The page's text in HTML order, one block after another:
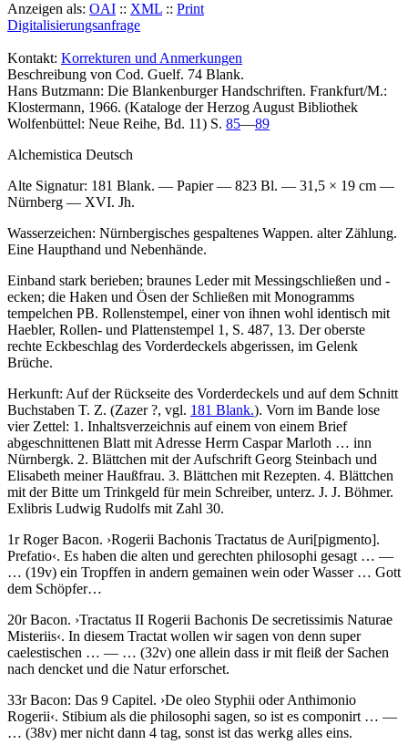
Anzeigen als: OAI :: XML :: Print
Digitalisierungsanfrage
Kontakt: Korrekturen und Anmerkungen
Beschreibung von Cod. Guelf. 74 Blank.
Hans Butzmann: Die Blankenburger Handschriften. Frankfurt/M.:
Klostermann, 1966. (Kataloge der Herzog August Bibliothek
Wolfenbüttel: Neue Reihe, Bd. 11) S. 85—89
Alchemistica Deutsch
Alte Signatur: 181 Blank. — Papier — 823 Bl. — 31,5 × 19 cm —
Nürnberg — XVI. Jh.
Wasserzeichen: Nürnbergisches gespaltenes Wappen. alter Zählung.
Eine Haupthand und Nebenhände.
Einband stark berieben; braunes Leder mit Messingschließen und -
ecken; die Haken und Ösen der Schließen mit Monogramms
tempelchen PB. Rollenstempel, einer von ihnen wohl identisch mit
Haebler, Rollen- und Plattenstempel 1, S. 487, 13. Der oberste
rechte Eckbeschlag des Vorderdeckels abgerissen, im Gelenk
Brüche.
Herkunft: Auf der Rückseite des Vorderdeckels und auf dem Schnitt
Buchstaben T. Z. (Zazer ?, vgl. 181 Blank.). Vorn im Bande lose
vier Zettel: 1. Inhaltsverzeichnis auf einem von einem Brief
abgeschnittenen Blatt mit Adresse Herrn Caspar Marloth … inn
Nürnbergk. 2. Blättchen mit der Aufschrift Georg Steinbach und
Elisabeth meiner Haußfrau. 3. Blättchen mit Rezepten. 4. Blättchen
mit der Bitte um Trinkgeld für mein Schreiber, unterz. J. J. Böhmer.
Exlibris Ludwig Rudolfs mit Zahl 30.
1rRoger Bacon. ›Rogerii Bachonis Tractatus de Auri[pigmento].
Prefatio‹. Es haben die alten und gerechten philosophi gesagt … —
… (19v) ein Tropffen in andern gemainen wein oder Wasser … Gott
dem Schöpfer…
20rBacon. ›Tractatus II Rogerii Bachonis De secretissimis Naturae
Misteriis‹. In diesem Tractat wollen wir sagen von denn super
caelestischen … — … (32v) one allein dass ir mit fleiß der Sachen
nach dencket und die Natur erforschet.
33rBacon: Das 9 Capitel. ›De oleo Styphii oder Anthimonio
Rogerii‹. Stibium als die philosophi sagen, so ist es componirt … —
… (38v) mer nicht dann 4 tag, sonst ist das werkg alles eins.